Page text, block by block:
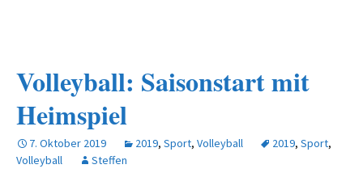
Volleyball: Saisonstart mit
Heimspiel
7. Oktober 2019 2019, Sport, Volleyball 2019, Sport,
Volleyball
Steffen